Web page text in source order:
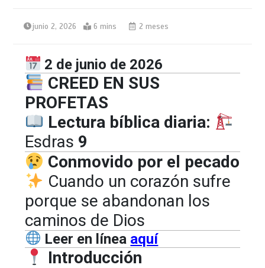
junio 2, 2026 6 mins 2 meses
2 de junio de 2026
CREED EN SUS
PROFETAS
Lectura bíblica diaria:
Esdras 9
Conmovido por el pecado
Cuando un corazón sufre
porque se abandonan los
caminos de Dios
Leer en línea aquí
Introducción